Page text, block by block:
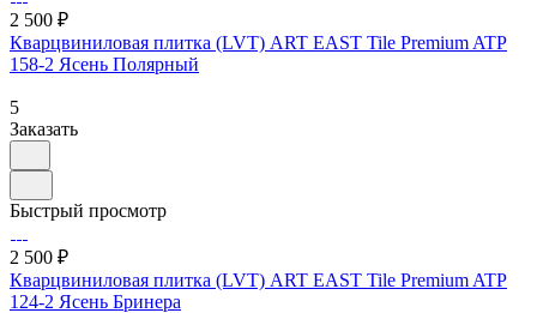
2 500 ₽
Кварцвиниловая плитка (LVT) ART EAST Tile Premium ATP
158-2 Ясень Полярный
5
Заказать
Быстрый просмотр
2 500 ₽
Кварцвиниловая плитка (LVT) ART EAST Tile Premium ATP
124-2 Ясень Бринера